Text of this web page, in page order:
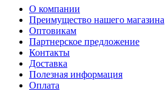
О компании
Преимущество нашего магазина
Оптовикам
Партнерское предложение
Контакты
Доставка
Полезная информация
Оплата